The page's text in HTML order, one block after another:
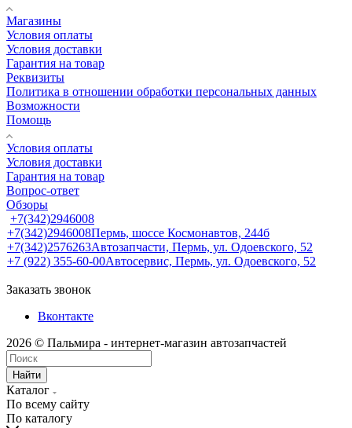
Магазины
Условия оплаты
Условия доставки
Гарантия на товар
Реквизиты
Политика в отношении обработки персональных данных
Возможности
Помощь
Условия оплаты
Условия доставки
Гарантия на товар
Вопрос-ответ
Обзоры
+7(342)2946008
+7(342)2946008Пермь, шоссе Космонавтов, 244б
+7(342)2576263Автозапчасти, Пермь, ул. Одоевского, 52
+7 (922) 355-60-00Автосервис, Пермь, ул. Одоевского, 52
Заказать звонок
Вконтакте
2026 © Пальмира - интернет-магазин автозапчастей
Найти
Каталог
По всему сайту
По каталогу